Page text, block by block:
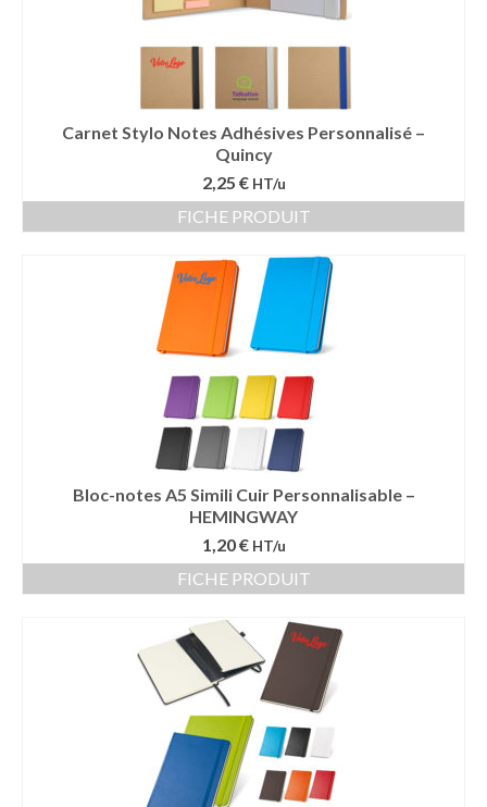
Carnet Stylo Notes Adhésives Personnalisé –
Quincy
2,25 € HT/u
FICHE PRODUIT
Bloc-notes A5 Simili Cuir Personnalisable –
HEMINGWAY
1,20 € HT/u
FICHE PRODUIT